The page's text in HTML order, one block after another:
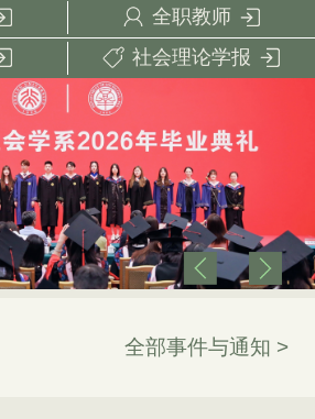
全职教师
社会理论学报
全部事件与通知 >